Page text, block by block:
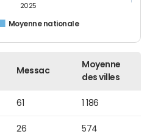
Moyenne nationale
2025
Messac
Moyenne
des villes
61 1 186
26 574